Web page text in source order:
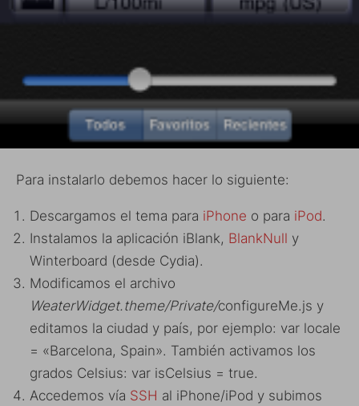
Para instalarlo debemos hacer lo siguiente:
Descargamos el tema para iPhone o para iPod.
Instalamos la aplicación iBlank, BlankNull y
Winterboard (desde Cydia).
Modificamos el archivo
WeaterWidget.theme/Private/configureMe.js y
editamos la ciudad y país, por ejemplo: var locale
= «Barcelona, Spain». También activamos los
grados Celsius: var isCelsius = true.
Accedemos vía SSH al iPhone/iPod y subimos